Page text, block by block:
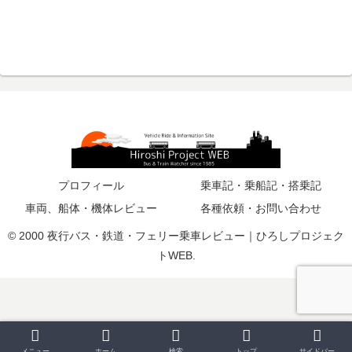
プロフィール
乗車記・乗船記・搭乗記
車両、船体・機体レビュー
各種依頼・お問い合わせ
© 2000 夜行バス・鉄道・フェリー乗車レビュー｜ひろしプロジェク
トWEB.